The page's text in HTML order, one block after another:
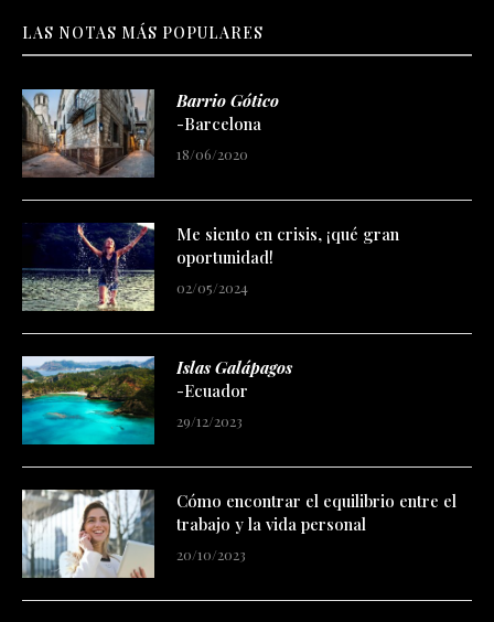
LAS NOTAS MÁS POPULARES
Barrio Gótico
-Barcelona
18/06/2020
Me siento en crisis, ¡qué gran
oportunidad!
02/05/2024
Islas Galápagos
-Ecuador
29/12/2023
Cómo encontrar el equilibrio entre el
trabajo y la vida personal
20/10/2023